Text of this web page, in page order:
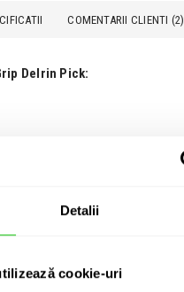
Detalii
cookie-uri
COMENTARII CLIENTI (2)
Delrin Pick:
tip
Pene de chitara DAVA Pick